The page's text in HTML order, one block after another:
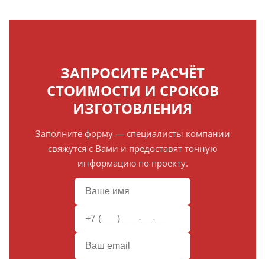
ЗАПРОСИТЕ РАСЧЁТ
СТОИМОСТИ И СРОКОВ
ИЗГОТОВЛЕНИЯ
Заполните форму — специалисты компании
свяжутся с Вами и предоставят точную
информацию по проекту.